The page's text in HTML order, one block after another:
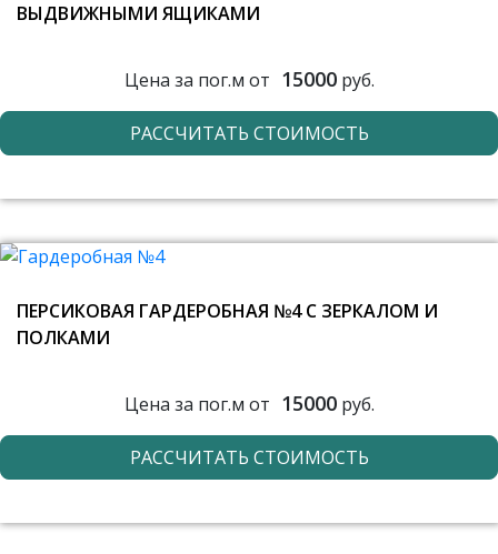
ВЫДВИЖНЫМИ ЯЩИКАМИ
Цена за пог.м от 15000руб.
РАССЧИТАТЬ СТОИМОСТЬ
ПЕРСИКОВАЯ ГАРДЕРОБНАЯ №4 С ЗЕРКАЛОМ И
ПОЛКАМИ
Цена за пог.м от 15000руб.
РАССЧИТАТЬ СТОИМОСТЬ